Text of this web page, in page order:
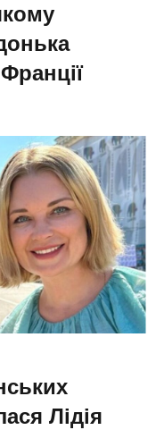
Лідія